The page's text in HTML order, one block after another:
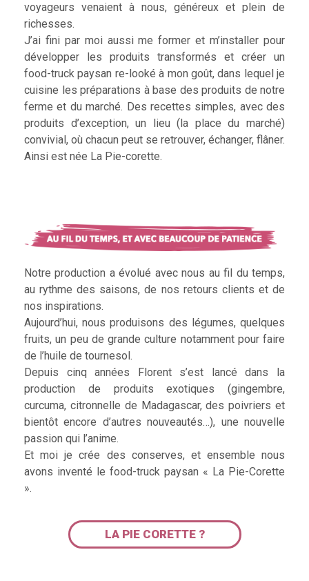
voyageurs venaient à nous, généreux et plein de
richesses.
J’ai fini par moi aussi me former et m’installer pour
développer les produits transformés et créer un
food-truck paysan re-looké à mon goût, dans lequel je
cuisine les préparations à base des produits de notre
ferme et du marché. Des recettes simples, avec des
produits d’exception, un lieu (la place du marché)
convivial, où chacun peut se retrouver, échanger, flâner.
Ainsi est née La Pie-corette.
Notre production a évolué avec nous au fil du temps,
au rythme des saisons, de nos retours clients et de
nos inspirations.
Aujourd’hui, nous produisons des légumes, quelques
fruits, un peu de grande culture notamment pour faire
de l’huile de tournesol.
Depuis cinq années Florent s’est lancé dans la
production de produits exotiques (gingembre,
curcuma, citronnelle de Madagascar, des poivriers et
bientôt encore d’autres nouveautés…), une nouvelle
passion qui l’anime.
Et moi je crée des conserves, et ensemble nous
avons inventé le food-truck paysan « La Pie-Corette
».
LA PIE CORETTE ?